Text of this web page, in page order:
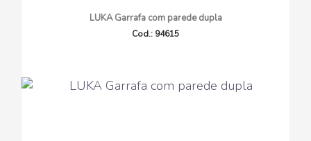
LUKA Garrafa com parede dupla
Cod.: 94615